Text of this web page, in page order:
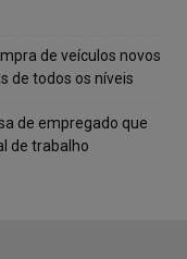
de veículos novos
de todos os níveis
de empregado que
de trabalho